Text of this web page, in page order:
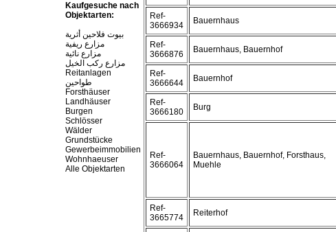
Kaufgesuche nach
Objektarten:
بيوت فلاحين أثرية
مزارع ريفية
مزارع نائية
مزارع ركب الخيل
Reitanlagen
طواحين
Forsthäuser
Landhäuser
Burgen
Schlösser
Wälder
Grundstücke
Gewerbeimmobilien
Wohnhaeuser
Alle Objektarten
Ref-
3666934
Bauernhaus
Ref-
3666876
Bauernhaus, Bauernhof
Ref-
3666644
Bauernhof
Ref-
3666180
Burg
Ref-
3666064
Bauernhaus, Bauernhof, Forsthaus,
Muehle
Ref-
3665774
Reiterhof